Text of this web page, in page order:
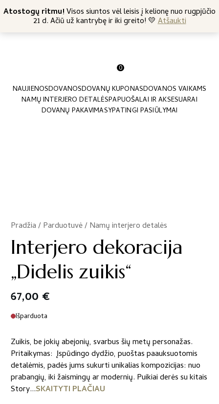
Atostogų ritmu!Visos siuntos vėl leisis į kelionę nuo rugpjūčio
21 d. Ačiū už kantrybę ir iki greito! 💛Atšaukti
Nemokamas siuntimas nuo 45 Eur +370 682 57369
0
NAUJIENOSDOVANOSDOVANŲ KUPONASDOVANOS VAIKAMS
NAMŲ INTERJERO DETALĖSPAPUOŠALAI IR AKSESUARAI
DOVANŲ PAKAVIMASYPATINGI PASIŪLYMAI
Pradžia/Parduotuvė/Namų interjero detalės
/
Interjero dekoracija
„Didelis zuikis“
67,00 €
Išparduota
Zuikis, be jokių abejonių, svarbus šių metų personažas.
Pritaikymas: Įspūdingo dydžio, puoštas paauksuotomis
detalėmis, padės jums sukurti unikalias kompozicijas: nuo
prabangių, iki žaismingų ar modernių. Puikiai derės su kitais
Story...SKAITYTI PLAČIAU